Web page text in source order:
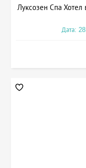
Луксозен Спа
Дата: